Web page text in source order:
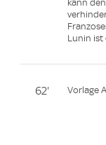
kann
Lunin ist
62' Vorlage